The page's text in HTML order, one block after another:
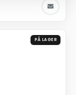
PÅ LAGER